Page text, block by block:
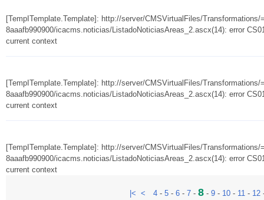
[TempITemplate.Template]: http://server/CMSVirtualFiles/Transformations/
8aaafb990900/icacms.noticias/ListadoNoticiasAreas_2.ascx(14): error
current context
[TempITemplate.Template]: http://server/CMSVirtualFiles/Transformations/
8aaafb990900/icacms.noticias/ListadoNoticiasAreas_2.ascx(14): error
current context
[TempITemplate.Template]: http://server/CMSVirtualFiles/Transformations/
8aaafb990900/icacms.noticias/ListadoNoticiasAreas_2.ascx(14): error
current context
|< < 4- 5- 6- 7- 8- 9- 10- 11- 12